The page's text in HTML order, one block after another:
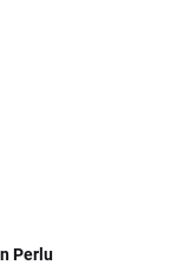
Perlu